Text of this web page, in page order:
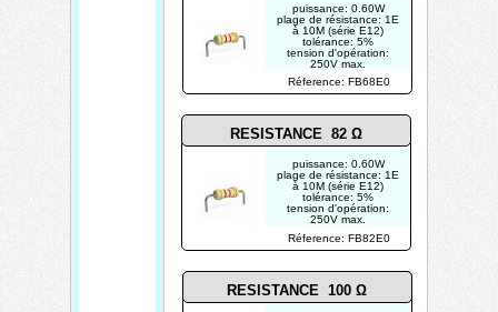
puissance: 0.60W
plage de résistance: 1E
à 10M (série E12)
tolérance: 5%
tension d'opération:
250V max.
Réference: FB68E0
Réference: FB82E0
RESISTANCE 82 Ω
RESISTANCE 100 Ω
puissance: 0.60W
plage de résistance: 1E
à 10M (série E12)
tolérance: 5%
tension d'opération:
250V max.
photo non contractuelle